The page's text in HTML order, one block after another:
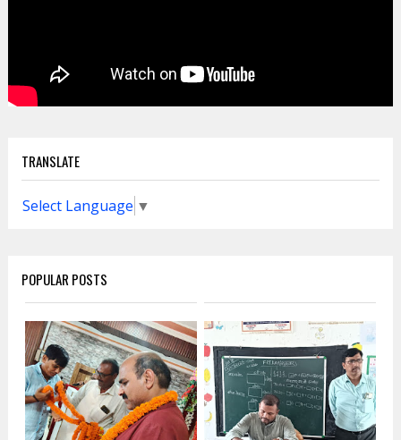
TRANSLATE
Select Language ▼
POPULAR POSTS